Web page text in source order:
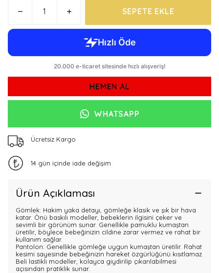
SEPETE EKLE
HEMEN AL
WHATSAPP
Ücretsiz Kargo
14 gün içinde iade değişim
Ürün Açıklaması
Gömlek: Hakim yaka detayı, gömleğe klasik ve şık bir hava
katar. Önü baskılı modeller, bebeklerin ilgisini çeker ve
sevimli bir görünüm sunar. Genellikle pamuklu kumaştan
üretilir, böylece bebeğinizin cildine zarar vermez ve rahat bir
kullanım sağlar.
Pantolon: Genellikle gömleğe uygun kumaştan üretilir. Rahat
kesimi sayesinde bebeğinizin hareket özgürlüğünü kısıtlamaz.
Beli lastikli modeller, kolayca giydirilip çıkarılabilmesi
açısından pratiklik sunar.